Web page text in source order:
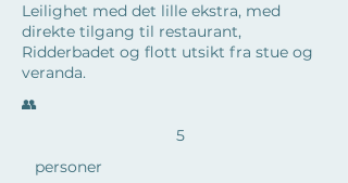
Leilighet med det lille ekstra, med
direkte tilgang til restaurant,
Ridderbadet og flott utsikt fra stue og
veranda.
​👥
5
personer